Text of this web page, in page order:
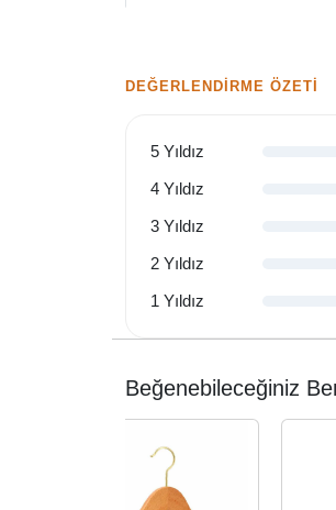
DEĞERLENDIRME ÖZETI
5 Yıldız
4 Yıldız
3 Yıldız
2 Yıldız
1 Yıldız
Beğenebileceğiniz